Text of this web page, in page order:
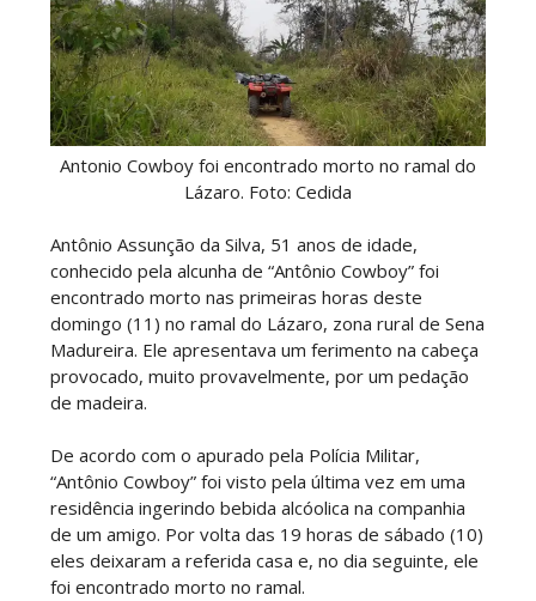
Antonio Cowboy foi encontrado morto no ramal do
Lázaro. Foto: Cedida
Antônio Assunção da Silva, 51 anos de idade,
conhecido pela alcunha de “Antônio Cowboy” foi
encontrado morto nas primeiras horas deste
domingo (11) no ramal do Lázaro, zona rural de Sena
Madureira. Ele apresentava um ferimento na cabeça
provocado, muito provavelmente, por um pedação
de madeira.
De acordo com o apurado pela Polícia Militar,
“Antônio Cowboy” foi visto pela última vez em uma
residência ingerindo bebida alcóolica na companhia
de um amigo. Por volta das 19 horas de sábado (10)
eles deixaram a referida casa e, no dia seguinte, ele
foi encontrado morto no ramal.